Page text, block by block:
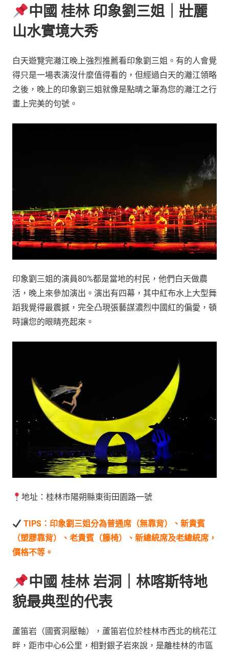
中國 桂林 印象劉三姐｜壯麗
山水實境大秀
白天遊覽完灕江晚上強烈推薦看印象劉三姐。有的人會覺
得只是一場表演沒什麼值得看的，但經過白天的灕江領略
之後，晚上的印象劉三姐就像是點晴之筆為您的灕江之行
畫上完美的句號。
印象劉三姐的演員80%都是當地的村民，他們白天做農
活，晚上來參加演出。演出有四幕，其中紅布水上大型舞
蹈我覺得最震撼，完全凸現張藝謀濃烈中國紅的偏愛，頓
時讓您的眼睛亮起來。
地址：桂林市陽朔縣東街田園路一號
TIPS：印象劉三姐分為普通席（無靠背）、新貴賓
（塑膠靠背）、老貴賓（籐椅）、新總統席及老總統席，
價格不等。
中國 桂林 岩洞｜林喀斯特地
貌最典型的代表
蘆笛岩（國賓洞壓軸），蘆笛岩位於桂林市西北的桃花江
畔，距市中心6公里，相對銀子岩來說，是離桂林的市區